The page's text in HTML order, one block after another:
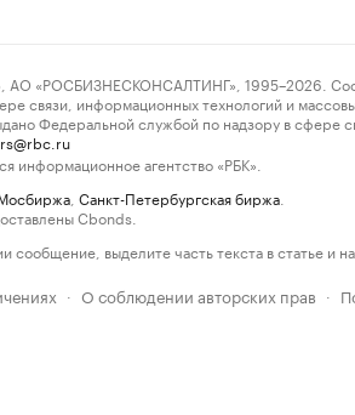
«РОСБИЗНЕСКОНСАЛТИНГ», 1995–2026.
связи, информационных технологий и
Федеральной службой по надзору в
информационное агентство «РБК».
Санкт-Петербургская биржа
Cbonds.
сообщение, выделите часть текста в статье и
· О соблюдении авторских прав ·